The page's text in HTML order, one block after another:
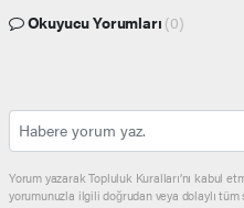
Okuyucu Yorumları (0)
Yorum yazarak Topluluk Kuralları’nı kabul
yorumunuzla ilgili doğrudan veya dolaylı